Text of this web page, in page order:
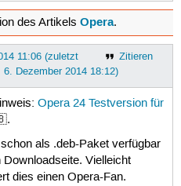
des Artikels Opera.
Zitieren
11:06 (zuletzt
6. Dezember 2014 18:12)
Opera 24 Testversion für
als .deb-Paket verfügbar
Downloadseite. Vielleicht
dies einen Opera-Fan.